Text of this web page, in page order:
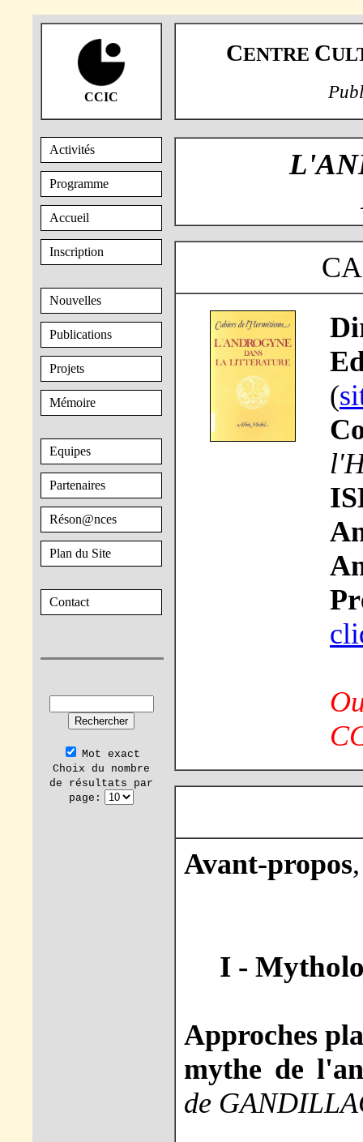
CCIC
CENTRE C
Activités
Programme
Accueil
Inscription
Nouvelles
Publications
Projets
Mémoire
Equipes
Partenaires
Réson@nces
Plan du Site
Contact
Mot exact
Choix du nombre
de résultats par
page:
(
Avant-propos
I -
Approches
mythe de
de